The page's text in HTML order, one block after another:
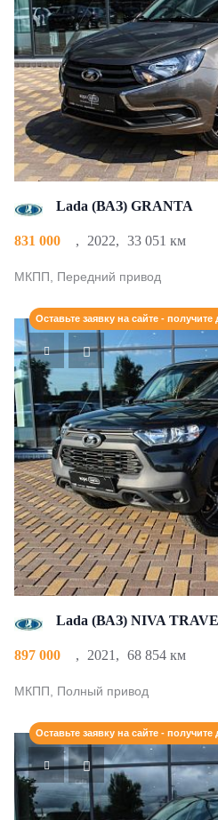
Lada (ВАЗ) GRANTA
831 000 , 2022, 33 051 км
МКПП, Передний привод
Оставьте заявку на сайте -
Lada (ВАЗ) NIVA
897 000 , 2021 , 68 854 км
МКПП, Полный привод
Оставьте заявку на сайте -